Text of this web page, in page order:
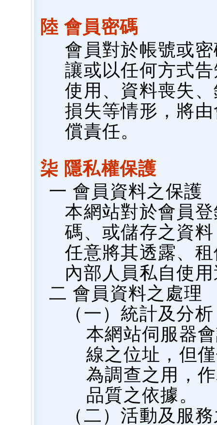
陸 會員密碼
會員對於帳號或
讓或以任何方式
使用、資料喪失
損失等情形，將
償責任。
柒 隱私權保護
一 會員資料之保護
本網站對於會員
碼、或儲存之資
任意將其透露、
內部人員私自使
二 會員資料之處理
（一）統計及分析
本網站伺服器
線之位址，但
為調查之用，
品質之依據。
（二）活動及服